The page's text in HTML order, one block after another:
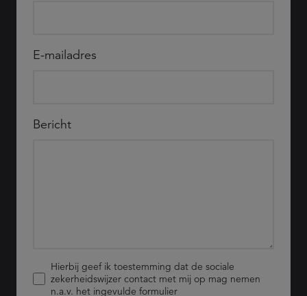
E-mailadres
Bericht
Hierbij geef ik toestemming dat de sociale
zekerheidswijzer contact met mij op mag nemen
n.a.v. het ingevulde formulier